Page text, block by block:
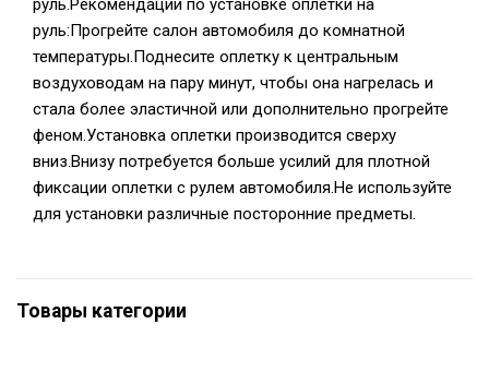
руль.Рекомендации по установке оплетки на
руль:Прогрейте салон автомобиля до комнатной
температуры.Поднесите оплетку к центральным
воздуховодам на пару минут, чтобы она нагрелась и
стала более эластичной или дополнительно прогрейте
феном.Установка оплетки производится сверху
вниз.Внизу потребуется больше усилий для плотной
фиксации оплетки с рулем автомобиля.Не используйте
для установки различные посторонние предметы.
Товары категории